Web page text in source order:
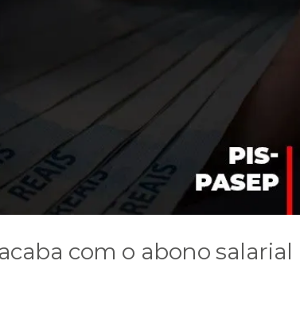
com o abono salarial